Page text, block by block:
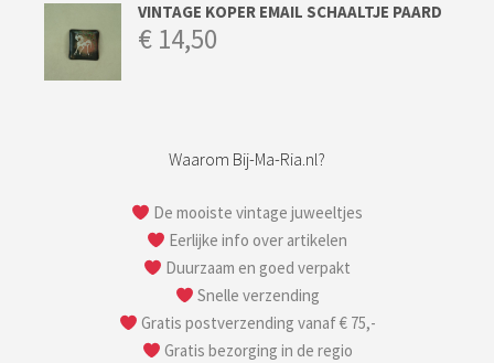
VINTAGE KOPER EMAIL SCHAALTJE PAARD
€ 14,50
Waarom Bij-Ma-Ria.nl?
De mooiste vintage juweeltjes
Eerlijke info over artikelen
Duurzaam en goed verpakt
Snelle verzending
Gratis postverzending vanaf € 75,-
Gratis bezorging in de regio